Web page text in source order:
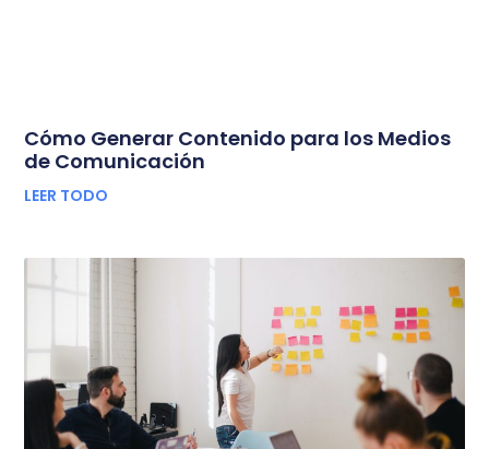
Cómo Generar Contenido para los Medios
de Comunicación
LEER TODO